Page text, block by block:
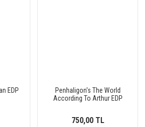
EDP
Penhaligon's The World
According To Arthur EDP
750,00 TL